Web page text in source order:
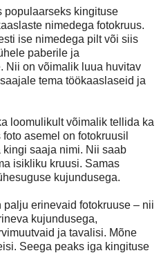
populaarseks kingituse
nimedega fotokruus.
ise nimedega pilt või siis
paberile ja
Nii on võimalik luua huvitav
tema töökaaslaseid ja
loomulikult võimalik tellida ka
asemel on fotokruusil
saaja nimi. Nii saab
isikliku kruusi. Samas
kujundusega.
palju erinevaid fotokruuse – nii
kujundusega,
ja tavalisi. Mõne
Seega peaks iga kingituse